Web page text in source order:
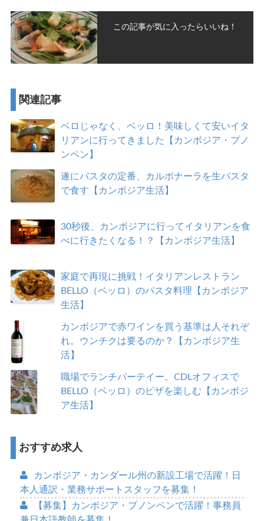
この記事が気に入ったらいいね！
関連記事
ベロじゃなく、ベッロ！美味しくて安いイタ
リアンに行ってきました【カンボジア・プノ
ンペン】
遂にパスタの定番、カルボナーラを生パスタ
で食す【カンボジア生活】
30秒後、カンボジアに行ってイタリアンを食
べに行きたくなる！？【カンボジア生活】
家庭で再現に挑戦！イタリアンレストラン
BELLO（ベッロ）のパスタ料理【カンボジア
生活】
カンボジアで赤ワインを買う基準は人それぞ
れ。ウンチクは要るのか？【カンボジア生
活】
職場でランチパーテイー。CDLオフィスで
BELLO（ベッロ）のピザを楽しむ【カンボジ
ア生活】
おすすめ求人
カンボジア・カンダール州の新設工場で活躍！日
本人通訳・業務サポートスタッフを募集！
【募集】カンボジア・プノンペンで活躍！事務員